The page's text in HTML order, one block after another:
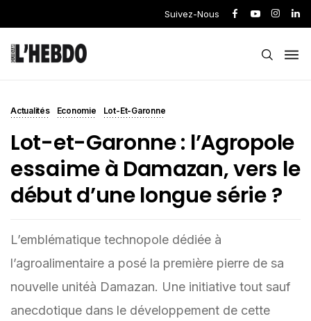
Suivez-Nous
Actualités Economie Lot-Et-Garonne
Lot-et-Garonne : l’Agropole
essaime à Damazan, vers le
début d’une longue série ?
L’emblématique technopole dédiée à
l’agroalimentaire a posé la première pierre de sa
nouvelle unitéà Damazan. Une initiative tout sauf
anecdotique dans le développement de cette